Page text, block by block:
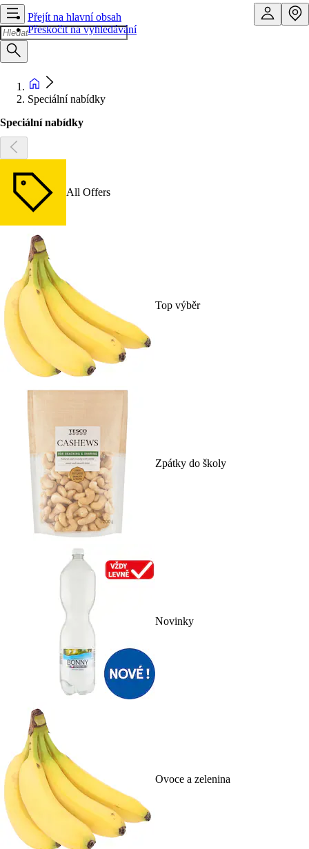
Přejít na hlavní obsah
Přeskočit na vyhledávání
Speciální nabídky
Speciální nabídky
All Offers
Top výběr
Zpátky do školy
Novinky
Ovoce a zelenina